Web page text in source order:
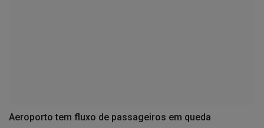
Aeroporto tem fluxo de passageiros em queda